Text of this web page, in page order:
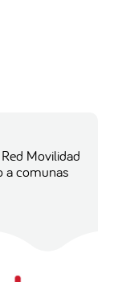
Movilidad
a comunas